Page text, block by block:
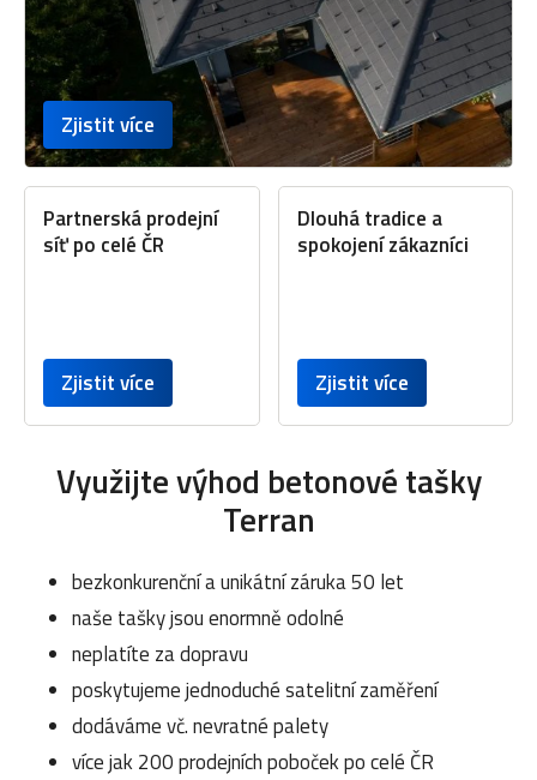
Zjistit více
Partnerská prodejní
síť po celé ČR
Zjistit více
Dlouhá tradice a
spokojení zákazníci
Zjistit více
Využijte výhod betonové tašky
Terran
bezkonkurenční a unikátní záruka 50 let
naše tašky jsou enormně odolné
neplatíte za dopravu
poskytujeme jednoduché satelitní zaměření
dodáváme vč. nevratné palety
více jak 200 prodejních poboček po celé ČR